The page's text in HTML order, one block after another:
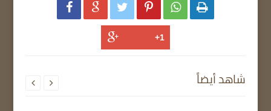
     
شاهد أيضاً  